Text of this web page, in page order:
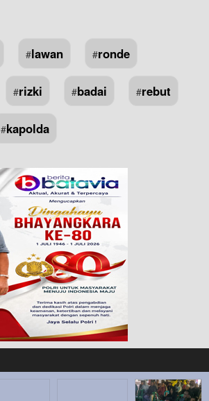
#lawan #ronde
#rizki #badai #rebut
#kapolda